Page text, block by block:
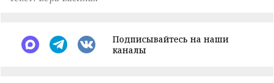
Подписывайтесь на наши
каналы